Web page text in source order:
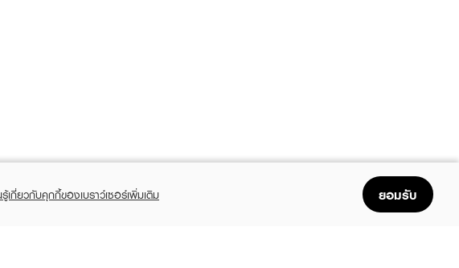
รู้เกี่ยวกับคุกกี้ของเบราว์เซอร์เพิ่มเติม ยอมรับ